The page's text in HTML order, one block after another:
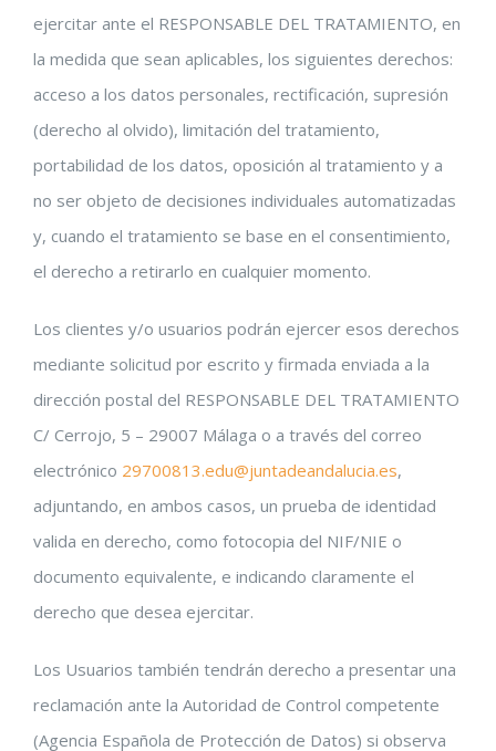
ejercitar ante el RESPONSABLE DEL TRATAMIENTO, en
la medida que sean aplicables, los siguientes derechos:
acceso a los datos personales, rectificación, supresión
(derecho al olvido), limitación del tratamiento,
portabilidad de los datos, oposición al tratamiento y a
no ser objeto de decisiones individuales automatizadas
y, cuando el tratamiento se base en el consentimiento,
el derecho a retirarlo en cualquier momento.
Los clientes y/o usuarios podrán ejercer esos derechos
mediante solicitud por escrito y firmada enviada a la
dirección postal del RESPONSABLE DEL TRATAMIENTO
C/ Cerrojo, 5 – 29007 Málaga o a través del correo
electrónico 29700813.edu@juntadeandalucia.es,
adjuntando, en ambos casos, un prueba de identidad
valida en derecho, como fotocopia del NIF/NIE o
documento equivalente, e indicando claramente el
derecho que desea ejercitar.
Los Usuarios también tendrán derecho a presentar una
reclamación ante la Autoridad de Control competente
(Agencia Española de Protección de Datos) si observa